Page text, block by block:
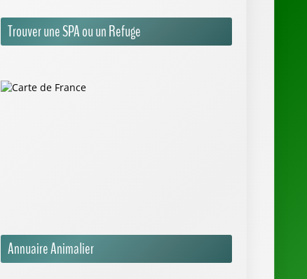
Trouver une SPA ou un Refuge
Annuaire Animalier